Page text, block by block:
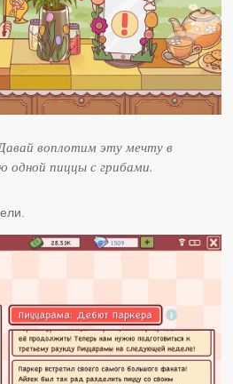
воплотим эту мечту в
одной пиццы с грибами.